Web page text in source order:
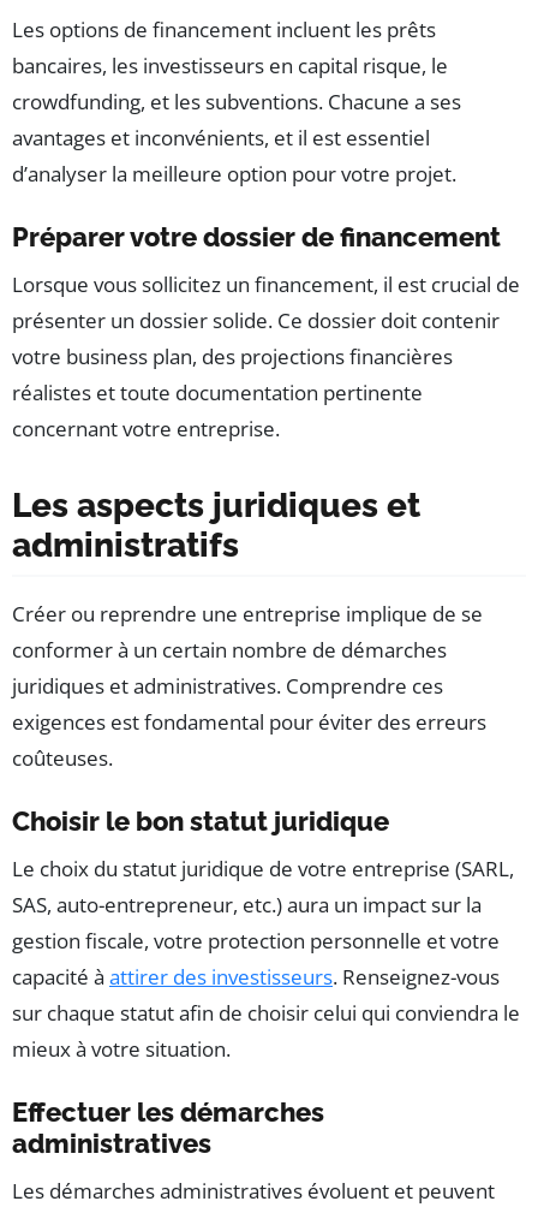
Les options de financement incluent les prêts
bancaires, les investisseurs en capital risque, le
crowdfunding, et les subventions. Chacune a ses
avantages et inconvénients, et il est essentiel
d’analyser la meilleure option pour votre projet.
Préparer votre dossier de financement
Lorsque vous sollicitez un financement, il est crucial de
présenter un dossier solide. Ce dossier doit contenir
votre business plan, des projections financières
réalistes et toute documentation pertinente
concernant votre entreprise.
Les aspects juridiques et
administratifs
Créer ou reprendre une entreprise implique de se
conformer à un certain nombre de démarches
juridiques et administratives. Comprendre ces
exigences est fondamental pour éviter des erreurs
coûteuses.
Choisir le bon statut juridique
Le choix du statut juridique de votre entreprise (SARL,
SAS, auto-entrepreneur, etc.) aura un impact sur la
gestion fiscale, votre protection personnelle et votre
capacité à attirer des investisseurs. Renseignez-vous
sur chaque statut afin de choisir celui qui conviendra le
mieux à votre situation.
Effectuer les démarches
administratives
Les démarches administratives évoluent et peuvent